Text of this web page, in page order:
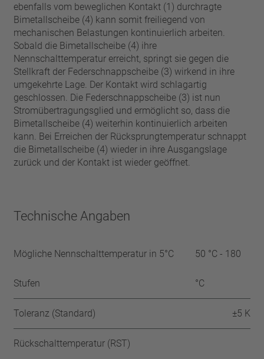
ebenfalls vom beweglichen Kontakt (1) durchragte
Bimetallscheibe (4) kann somit freiliegend von
mechanischen Belastungen kontinuierlich arbeiten.
Sobald die Bimetallscheibe (4) ihre
Nennschalttemperatur erreicht, springt sie gegen die
Stellkraft der Federschnappscheibe (3) wirkend in ihre
umgekehrte Lage. Der Kontakt wird schlagartig
geschlossen. Die Federschnappscheibe (3) ist nun
Stromübertragungsglied und ermöglicht so, dass die
Bimetallscheibe (4) weiterhin kontinuierlich arbeiten
kann. Bei Erreichen der Rücksprungtemperatur schnappt
die Bimetallscheibe (4) wieder in ihre Ausgangslage
zurück und der Kontakt ist wieder geöffnet.
Technische Angaben
Mögliche Nennschalttemperatur in 5°C
Stufen
50 °C - 180
°C
Toleranz (Standard) ±5 K
Rückschalttemperatur (RST)